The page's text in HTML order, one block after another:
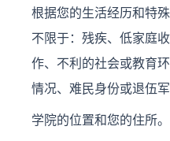
根据您的生活经历和特
不限于：残疾、低家庭
作、不利的社会或教育
情况、难民身份或退伍军
学院的位置和您的住所。